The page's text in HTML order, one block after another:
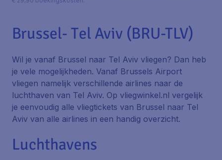
Brussel- Tel Aviv (BRU-TLV)
Wil je vanaf Brussel naar Tel Aviv vliegen? Dan heb
je vele mogelijkheden. Vanaf Brussels Airport
vliegen namelijk verschillende airlines naar de
luchthaven van Tel Aviv. Op vliegwinkel.nl vergelijk
je eenvoudig alle vliegtickets van Brussel naar Tel
Aviv van alle airlines in een handig overzicht.
Luchthavens